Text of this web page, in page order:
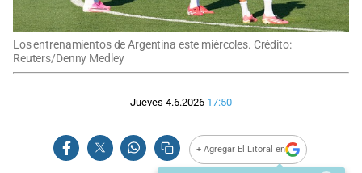
Los entrenamientos de Argentina este miércoles. Crédito:
Reuters/Denny Medley
Jueves 4.6.2026 17:50
+ Agregar El Litoral en